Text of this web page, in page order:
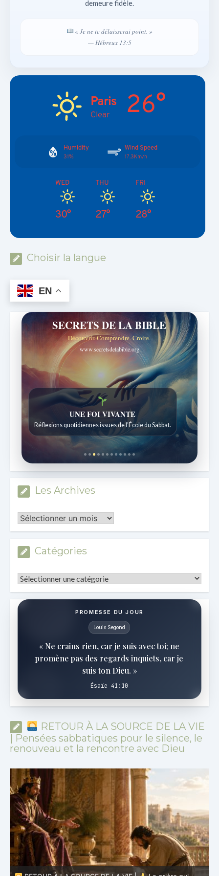
demeure fidèle.
« Je ne te délaisserai point. »
— Hébreux 13:5
Paris
Clear 26°
Humidity
31%
Wind Speed
17.3Km/h
WED
30°
THU
27°
FRI
28°
Choisir la langue
EN
SECRETS DE LA BIBLE
Découvrir. Comprendre. Croire.
www.secretsdelabible.org
UNE FOI VIVANTE
Réflexions quotidiennes issues de l'École du Sabbat.
Les Archives
Les
Archives
Catégories
Catégories
PROMESSE DU JOUR
Louis Segond
« Ne crains rien, car je suis avec toi; ne
promène pas des regards inquiets, car je
suis ton Dieu. »
Ésaïe 41:10
RETOUR À LA SOURCE DE LA VIE
| Pensées sabbatiques pour le silence, le
renouveau et la rencontre avec Dieu